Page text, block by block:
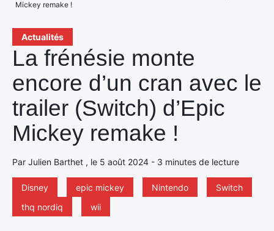
Actualités
La frénésie monte
encore d’un cran avec le
trailer (Switch) d’Epic
Mickey remake !
Par Julien Barthet , le 5 août 2024 - 3 minutes de lecture
Disney epic mickey Nintendo
Switch
thq nordiq
wii
Mickey remake !